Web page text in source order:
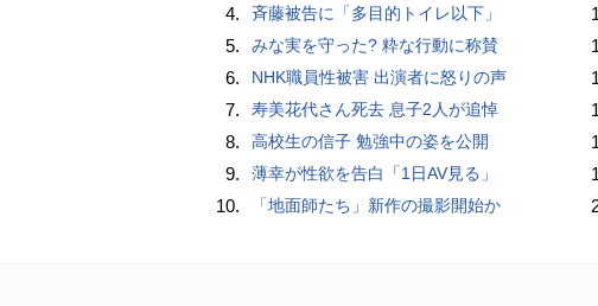
4. 斉藤被告に「多目的トイレ以下」
5. みな実を守った? 粋な行動に称賛
6. NHK職員性被害 出演者に怒りの声
7. 寿美花代さん死去 息子2人が追悼
8. 高校生の信子 勉強中の姿を公開
9. 薄幸が性欲を告白「1日AV見る」
10. 「地面師たち」新作の撮影開始か